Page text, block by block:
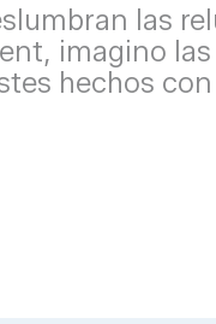
las
imagino
hechos